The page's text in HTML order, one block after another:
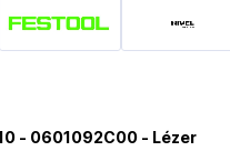
- 0601092C00 - Lézer